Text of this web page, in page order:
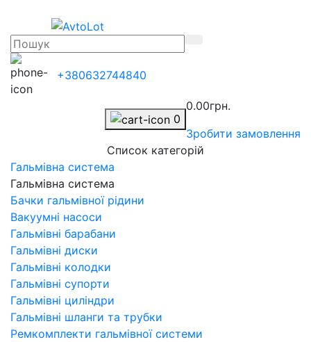
+380632744840
0
0.00грн.
Зробити замовлення
Список категорій
Гальмівна система
Гальмівна система
Бачки гальмівної рідини
Вакуумні насоси
Гальмівні барабани
Гальмівні диски
Гальмівні колодки
Гальмівні супорти
Гальмівні циліндри
Гальмівні шланги та трубки
Ремкомплекти гальмівної системи